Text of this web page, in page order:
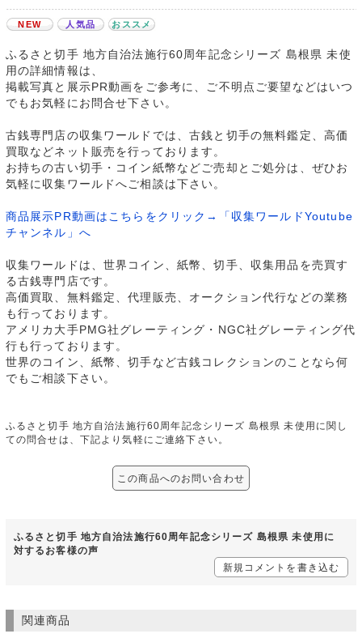
NEW 人気品 おススメ
ふるさと切手 地方自治法施行60周年記念シリーズ 島根県 未使
用の詳細情報は、
掲載写真と展示PR動画をご参考に、ご不明点ご要望などはいつ
でもお気軽にお問合せ下さい。
古銭専門店の収集ワールドでは、古銭と切手の無料鑑定、高価
買取などネット販売を行っております。
お持ちの古い切手・コイン紙幣などご売却とご処分は、ぜひお
気軽に収集ワールドへご相談は下さい。
商品展示PR動画はこちらをクリック→「収集ワールドYoutube
チャンネル」へ
収集ワールドは、世界コイン、紙幣、切手、収集用品を売買す
る古銭専門店です。
高価買取、無料鑑定、代理販売、オークション代行などの業務
も行っております。
アメリカ大手PMG社グレーティング・NGC社グレーティング代
行も行っております。
世界のコイン、紙幣、切手など古銭コレクションのことなら何
でもご相談下さい。
ふるさと切手 地方自治法施行60周年記念シリーズ 島根県 未使用に関し
ての問合せは、下記より気軽にご連絡下さい。
この商品へのお問い合わせ
ふるさと切手 地方自治法施行60周年記念シリーズ 島根県 未使用に
対するお客様の声
新規コメントを書き込む
関連商品